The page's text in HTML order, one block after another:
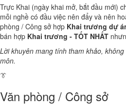
Trực Khai (ngày khai mở, bắt đầu mới)
mỗi nghề có đầu việc nên đẩy và nên
phòng / Công sở hợp Khai trương dự
bán hợp Khai trương - TỐT NHẤT
Lời khuyên mang tính tham khảo,
môn.
👔
Văn phòng / Công sở